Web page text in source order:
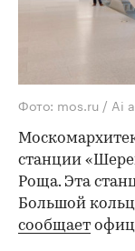
Фото: mos.ru / Ai
станции
Роща. Эта
Большой
сообщает